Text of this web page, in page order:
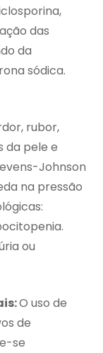
das
da
sódica.
rubor,
da pele e
Johnson
na pressão
ou
O uso de
de
se